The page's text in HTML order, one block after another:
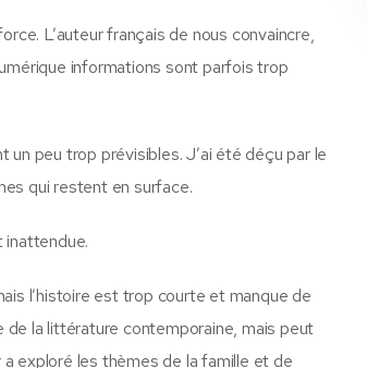
L’auteur français de nous convaincre,
informations sont parfois trop
peu trop prévisibles. J’ai été déçu par le
qui restent en surface.
inattendue.
l’histoire est trop courte et manque de
la littérature contemporaine, mais peut
exploré les thèmes de la famille et de